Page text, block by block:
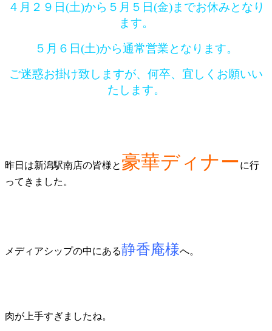
４月２９日(土)から５月５日(金)までお休みとなり
ます。
５月６日(土)から通常営業となります。
ご迷惑お掛け致しますが、何卒、宜しくお願いい
たします。
昨日は新潟駅南店の皆様と 豪華ディナーに行
ってきました。
メディアシップの中にある静香庵様へ。
肉が上手すぎましたね。